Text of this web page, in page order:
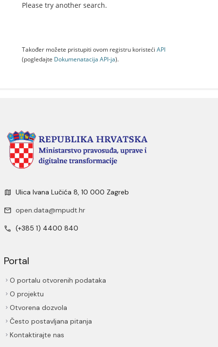
Please try another search.
Također možete pristupiti ovom registru koristeći API
(pogledajte Dokumenаtаcijа API-jа).